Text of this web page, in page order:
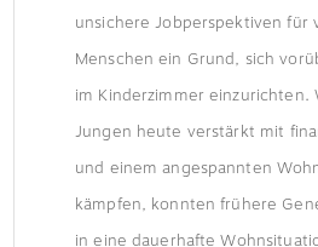
unsichere Jobperspektiven für
Menschen ein Grund, sich
im Kinderzimmer einzurichten.
Jungen heute verstärkt mit
und einem angespannten
kämpfen, konnten frühere
in eine dauerhafte